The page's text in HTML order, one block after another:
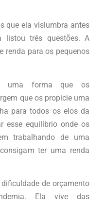
que ela vislumbra antes
listou três questões. A
renda para os pequenos
uma forma que os
que os propicie uma
para todos os elos da
esse equilíbrio onde os
trabalhando de uma
ter uma renda
de orçamento
Ela vive das